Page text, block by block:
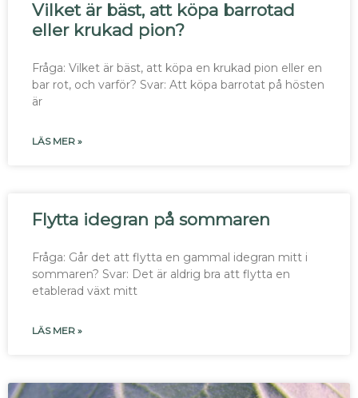
Vilket är bäst, att köpa barrotad
eller krukad pion?
Fråga: Vilket är bäst, att köpa en krukad pion eller en
bar rot, och varför? Svar: Att köpa barrotat på hösten
är
LÄS MER »
Flytta idegran på sommaren
Fråga: Går det att flytta en gammal idegran mitt i
sommaren? Svar: Det är aldrig bra att flytta en
etablerad växt mitt
LÄS MER »